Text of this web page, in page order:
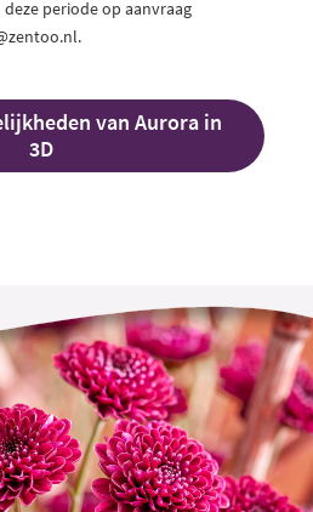
periode op aanvraag
zentoo.nl.
van Aurora in
3D